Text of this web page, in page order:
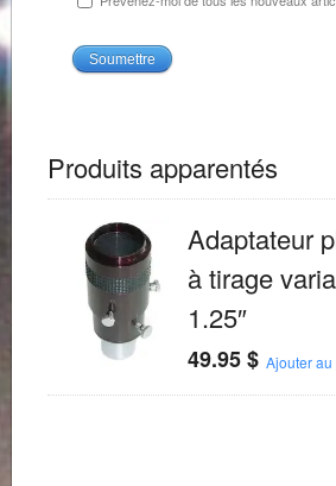
Produits apparentés
Adaptateur
à tirage
1.25″
49.95$ Ajouter